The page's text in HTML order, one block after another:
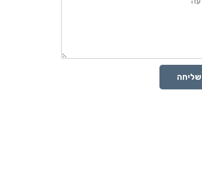
שליחה